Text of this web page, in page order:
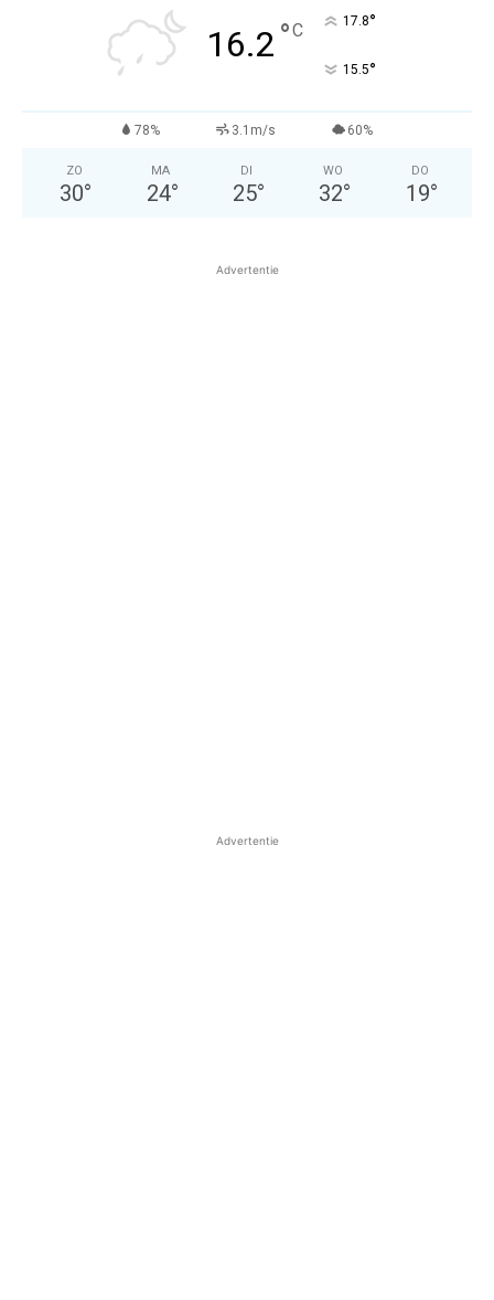
16.2 °C 17.8°
15.5°
78% 3.1m/s 60%
ZO
30°
MA
24°
DI
25°
WO
32°
DO
19°
Advertentie
Advertentie